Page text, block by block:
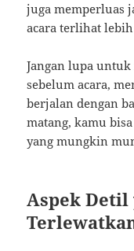
juga memperluas
acara terlihat
Jangan lupa
sebelum acara,
berjalan dengan
matang, kamu
yang mungkin
Aspek Detil